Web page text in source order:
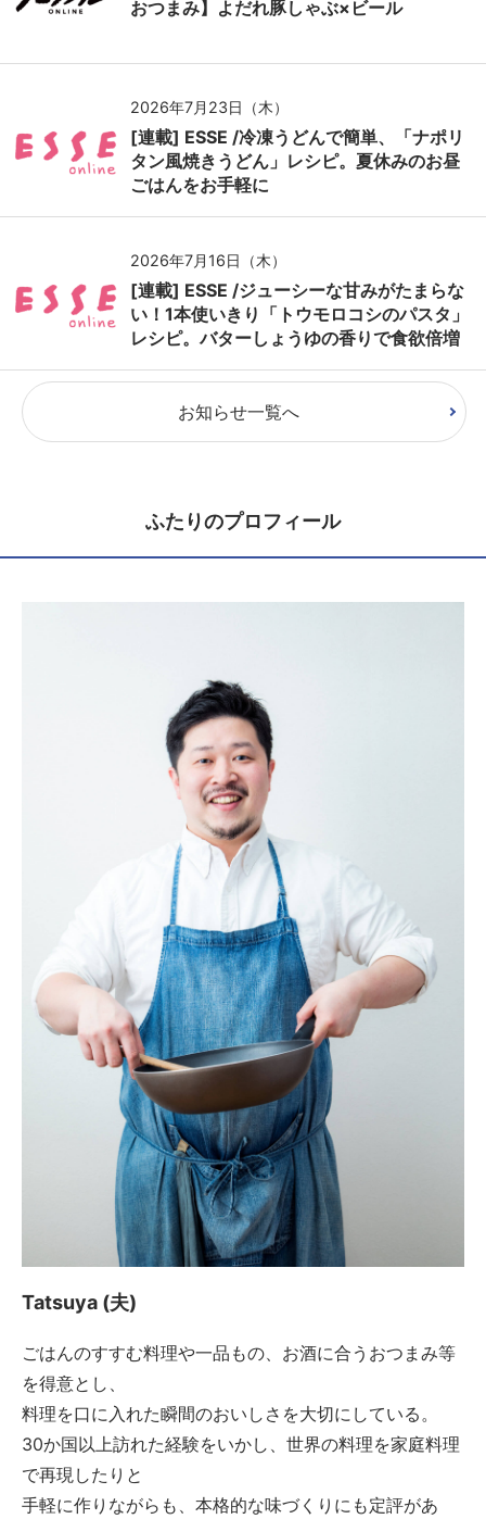
おつまみ】よだれ豚しゃぶ×ビール
2026年7月23日（木）
[連載] ESSE /冷凍うどんで簡単、「ナポリ
タン風焼きうどん」レシピ。夏休みのお昼
ごはんをお手軽に
2026年7月16日（木）
[連載] ESSE /ジューシーな甘みがたまらな
い！1本使いきり「トウモロコシのパスタ」
レシピ。バターしょうゆの香りで食欲倍増
お知らせ一覧へ
ふたりのプロフィール
Tatsuya (夫)
ごはんのすすむ料理や一品もの、お酒に合うおつまみ等
を得意とし、
料理を口に入れた瞬間のおいしさを大切にしている。
30か国以上訪れた経験をいかし、世界の料理を家庭料理
で再現したりと
手軽に作りながらも、本格的な味づくりにも定評があ